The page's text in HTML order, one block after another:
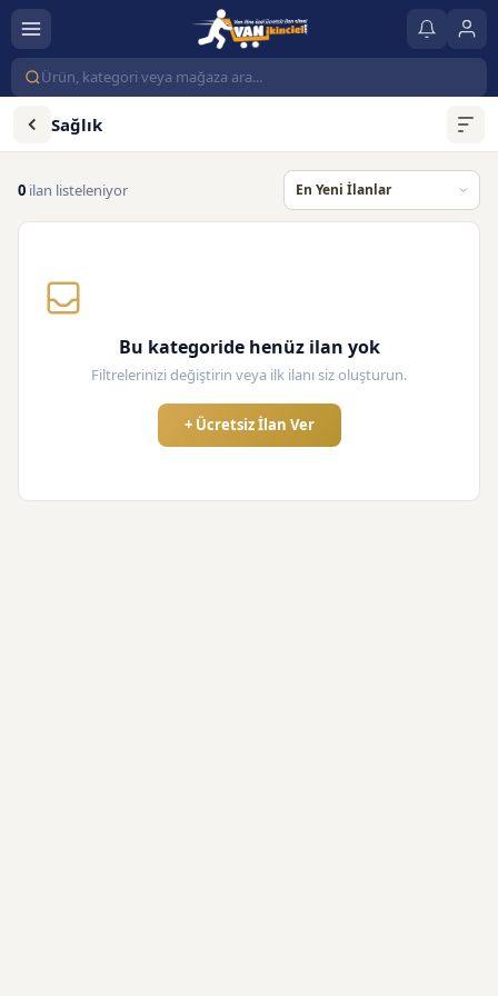
Sağlık
0 ilan listeleniyor
Bu kategoride henüz ilan yok
Filtrelerinizi değiştirin veya ilk ilanı siz oluşturun.
+ Ücretsiz İlan Ver